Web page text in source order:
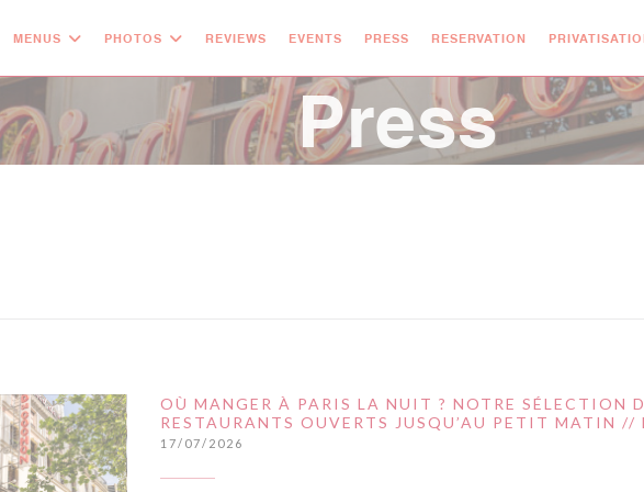
MENUS PHOTOS REVIEWS EVENTS PRESS RESERVATION
Press
OÙ MANGER À PARIS LA NUIT ? NOTRE SÉLECTION
RESTAURANTS OUVERTS JUSQU’AU PETIT MATIN //
17/07/2026